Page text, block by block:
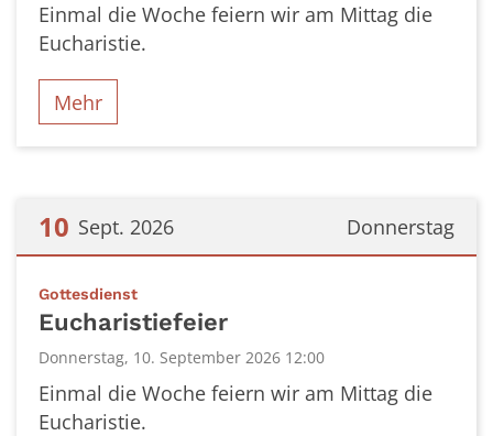
Einmal die Woche feiern wir am Mittag die
Eucharistie.
Mehr
Donnerstag
10 Sept. 2026
Gottesdienst:
Eucharistiefeier
Donnerstag, 10. September 2026 12:00
Einmal die Woche feiern wir am Mittag die
Eucharistie.